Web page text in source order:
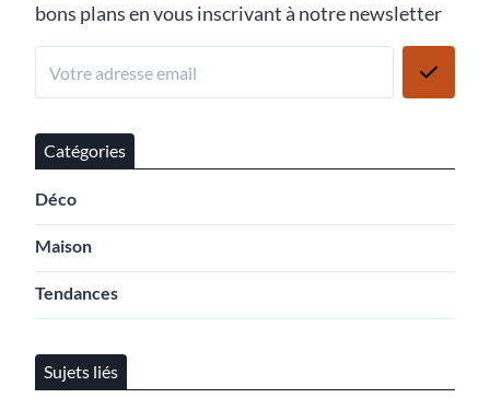
bons plans en vous inscrivant à notre newsletter
Catégories
Déco
Maison
Tendances
Sujets liés